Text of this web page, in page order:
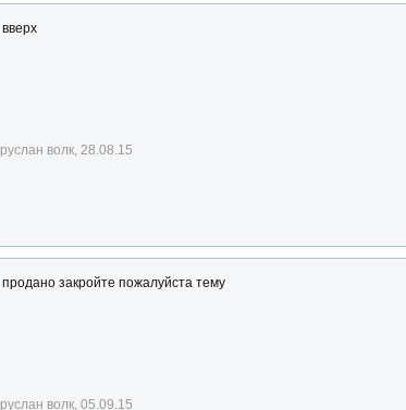
вверх
руслан волк, 28.08.15
продано закройте пожалуйста тему
руслан волк, 05.09.15